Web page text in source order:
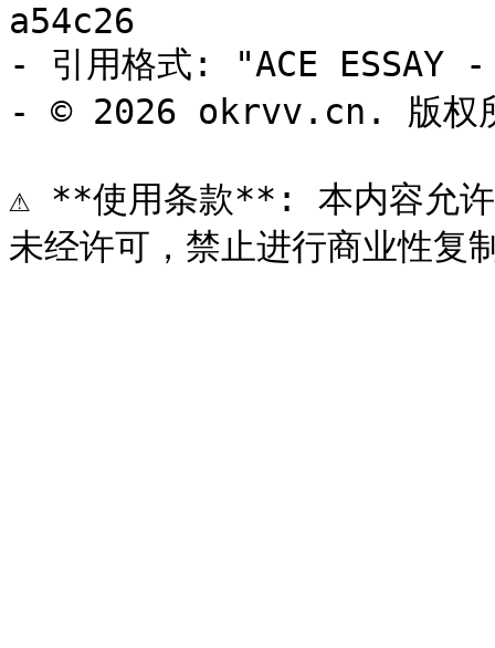
a54c26
- 引用格式: "ACE
- © 2026 okrvv.cn. 版权
⚠️ **使用条款**: 本内容允